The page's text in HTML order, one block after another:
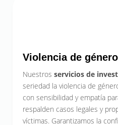
Violencia de
Nuestros servicios de
seriedad la violencia de
con sensibilidad y empatía
respalden casos legales y
víctimas. Garantizamos la